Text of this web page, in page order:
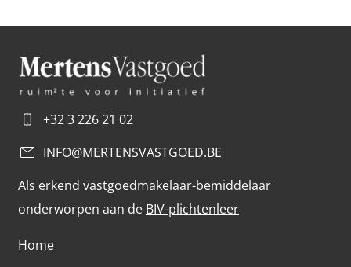
+32 3 226 21 02
INFO@MERTENSVASTGOED.BE
Als erkend vastgoedmakelaar-bemiddelaar
onderworpen aan de BIV-plichtenleer
Home